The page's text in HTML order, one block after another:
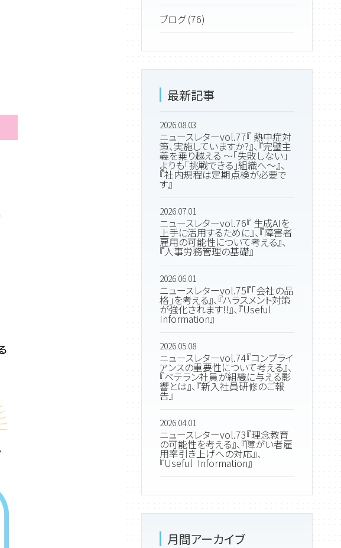
ブログ (76)
最新記事
2026.08.03
ニュースレターvol.77『 熱中症対
策、実施していますか?』、『完璧主
義を乗り越える ～「失敗しない」
よりも「挑戦できる」組織へ～』、
『社内規程は定期点検が必要で
す』
2026.07.01
ニュースレターvol.76『 生成AIを
上手に活用するために』、『障害者
雇用の可能性について考える』、
『人事労務管理の基礎』
2026.06.01
ニュースレターvol.75『「会社の品
格」を考える』、『ハラスメント対策
が強化されます!!』、『Useful
Information』
2026.05.08
ニュースレターvol.74『コンプライ
アンスの重要性について考える』、
『ベテラン社員が組織に与える影
響とは』、『新入社員研修のご報
告』
2026.04.01
ニュースレターvol.73『理念教育
の可能性を考える』、『障がい者雇
用率引き上げへの対応』、
『Useful Information』
月間アーカイブ